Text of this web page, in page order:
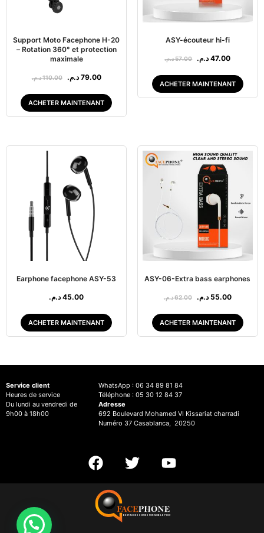
Support Moto Facephone H-20
– Rotation 360° et protection
maximale
110.00د.م. 79.00 د.م.
ACHETER MAINTENANT
ASY-écouteur hi-fi
57.00د.م. 47.00 د.م.
ACHETER MAINTENANT
Earphone facephone ASY-53
45.00 د.م.
ACHETER MAINTENANT
ASY-06-Extra bass earphones
62.00د.م. 55.00 د.م.
ACHETER MAINTENANT
Service client
Heures de service
Du lundi au vendredi de
9h00 à 18h00
WhatsApp : 06 34 89 81 84
Téléphone : 05 30 12 84 37
Adresse
692 Boulevard Mohamed VI Kissariat charradi
Numéro 37 Casablanca, 20250